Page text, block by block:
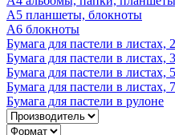
А5 планшеты, блокноты
А6 блокноты
Бумага для пастели в листах,
Бумага для пастели в листах,
Бумага для пастели в листах,
Бумага для пастели в листах,
Бумага для пастели в рулоне